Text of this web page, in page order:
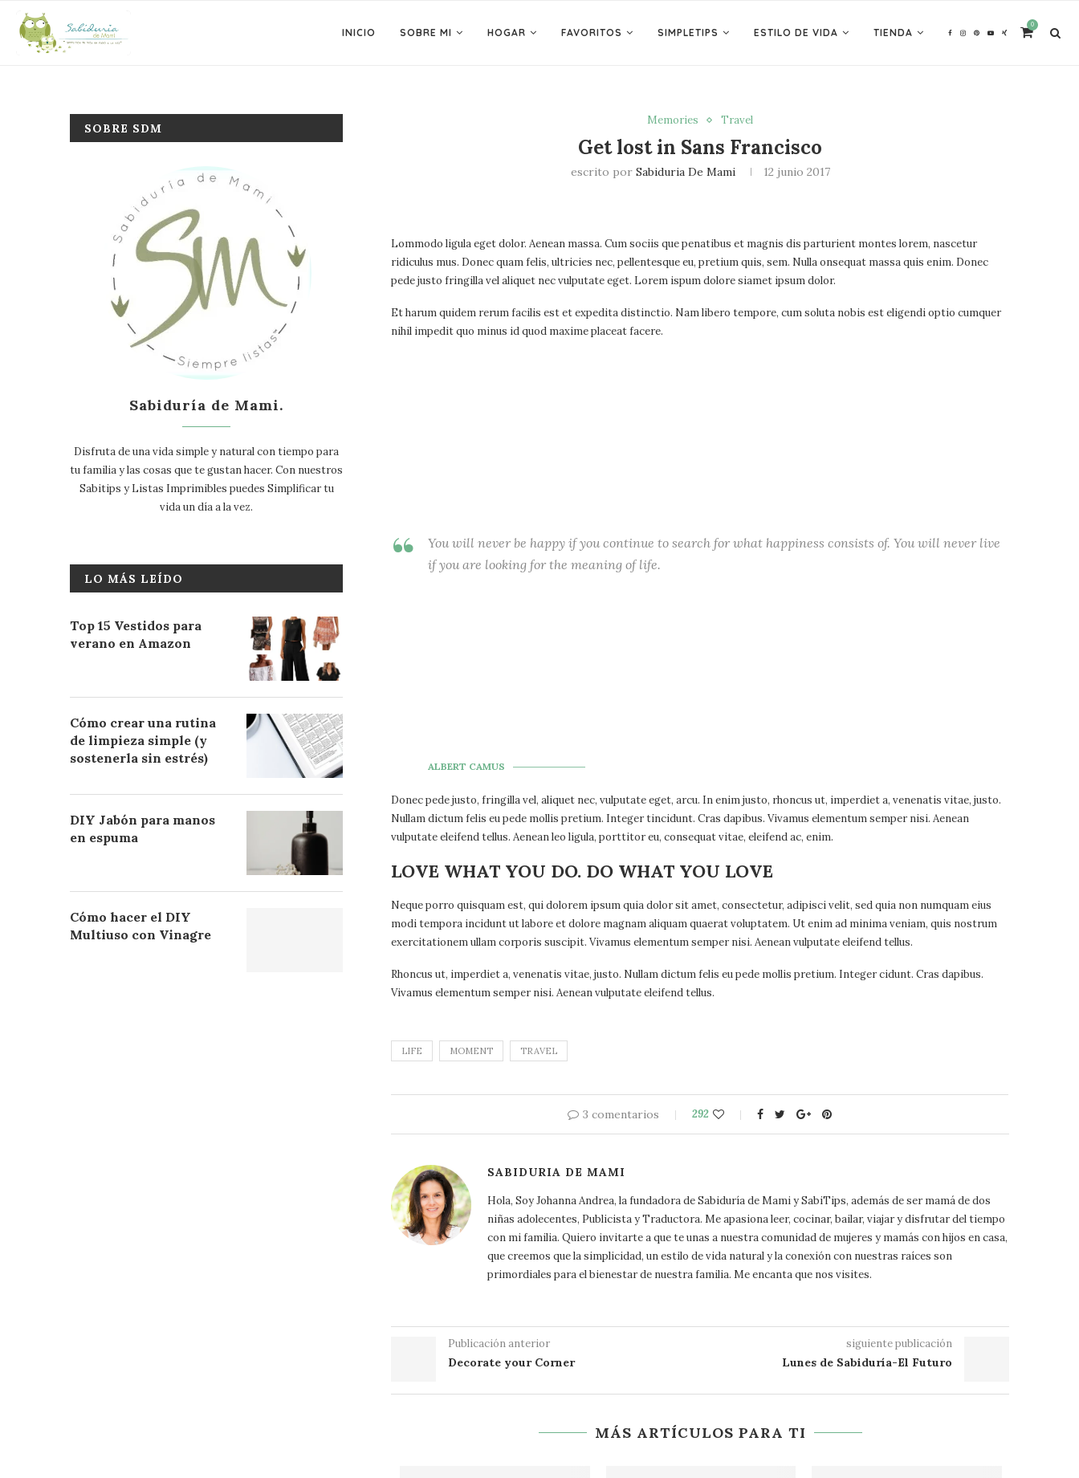
INICIO SOBRE MI HOGAR FAVORITOS SIMPLETIPS ESTILO DE VIDA TIENDA
0
Memories Travel
Get lost in Sans Francisco
escrito por Sabiduria De Mami 12 junio 2017
Lommodo ligula eget dolor. Aenean massa. Cum sociis que penatibus et magnis dis parturient montes lorem, nascetur
ridiculus mus. Donec quam felis, ultricies nec, pellentesque eu, pretium quis, sem. Nulla onsequat massa quis enim. Donec
pede justo fringilla vel aliquet nec vulputate eget. Lorem ispum dolore siamet ipsum dolor.
Et harum quidem rerum facilis est et expedita distinctio. Nam libero tempore, cum soluta nobis est eligendi optio cumquer
nihil impedit quo minus id quod maxime placeat facere.
You will never be happy if you continue to search for what happiness consists of. You will never live
if you are looking for the meaning of life.
ALBERT CAMUS
Donec pede justo, fringilla vel, aliquet nec, vulputate eget, arcu. In enim justo, rhoncus ut, imperdiet a, venenatis vitae, justo.
Nullam dictum felis eu pede mollis pretium. Integer tincidunt. Cras dapibus. Vivamus elementum semper nisi. Aenean
vulputate eleifend tellus. Aenean leo ligula, porttitor eu, consequat vitae, eleifend ac, enim.
LOVE WHAT YOU DO. DO WHAT YOU LOVE
Neque porro quisquam est, qui dolorem ipsum quia dolor sit amet, consectetur, adipisci velit, sed quia non numquam eius
modi tempora incidunt ut labore et dolore magnam aliquam quaerat voluptatem. Ut enim ad minima veniam, quis nostrum
exercitationem ullam corporis suscipit. Vivamus elementum semper nisi. Aenean vulputate eleifend tellus.
Rhoncus ut, imperdiet a, venenatis vitae, justo. Nullam dictum felis eu pede mollis pretium. Integer cidunt. Cras dapibus.
Vivamus elementum semper nisi. Aenean vulputate eleifend tellus.
LIFE MOMENT TRAVEL
3 comentarios 292
SABIDURIA DE MAMI
Hola, Soy Johanna Andrea, la fundadora de Sabiduría de Mami y SabiTips, además de ser mamá de dos
niñas adolecentes, Publicista y Traductora. Me apasiona leer, cocinar, bailar, viajar y disfrutar del tiempo
con mi familia. Quiero invitarte a que te unas a nuestra comunidad de mujeres y mamás con hijos en casa,
que creemos que la simplicidad, un estilo de vida natural y la conexión con nuestras raíces son
primordiales para el bienestar de nuestra familia. Me encanta que nos visites.
Publicación anterior
Decorate your Corner
siguiente publicación
Lunes de Sabiduría-El Futuro
MÁS ARTÍCULOS PARA TI
SOBRE SDM
Sabiduría de Mami.
Disfruta de una vida simple y natural con tiempo para
tu familia y las cosas que te gustan hacer. Con nuestros
Sabitips y Listas Imprimibles puedes Simplificar tu
vida un día a la vez.
LO MÁS LEÍDO
Top 15 Vestidos para
verano en Amazon
Cómo crear una rutina
de limpieza simple (y
sostenerla sin estrés)
DIY Jabón para manos
en espuma
Cómo hacer el DIY
Multiuso con Vinagre